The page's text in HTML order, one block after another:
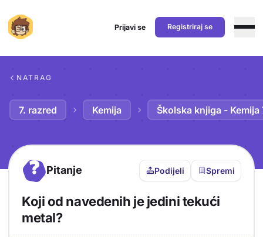
Prijavi se Registriraj se
NATRAG
7. razred Kemija Školska knjiga - Kemija
? Pitanje Podijeli Spremi
Koji od navedenih je jedini tekući
metal?